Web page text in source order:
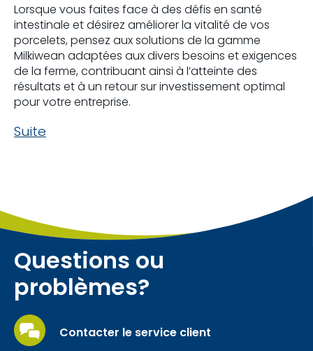
Lorsque vous faites face à des défis en santé
intestinale et désirez améliorer la vitalité de vos
porcelets, pensez aux solutions de la gamme
Milkiwean adaptées aux divers besoins et exigences
de la ferme, contribuant ainsi à l’atteinte des
résultats et à un retour sur investissement optimal
pour votre entreprise.
Suite
Questions ou
problèmes?
Contacter le service client